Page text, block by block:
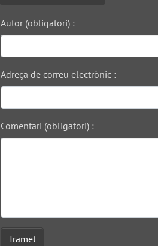
Autor (obligatori) :
Adreça de correu electrònic :
Comentari (obligatori) :
Tramet